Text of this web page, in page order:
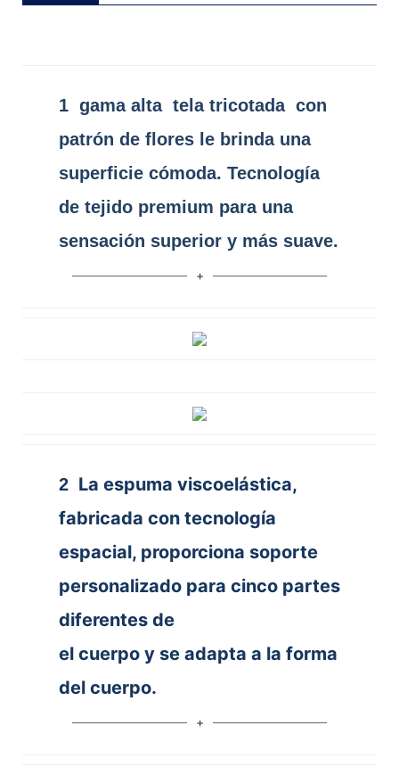
1 gama alta tela tricotada con
patrón de flores le brinda una
superficie cómoda. Tecnología
de tejido premium para una
sensación superior y más suave.
2 La espuma viscoelástica,
fabricada con tecnología
espacial, proporciona soporte
personalizado para cinco partes
diferentes de
el cuerpo y se adapta a la forma
del cuerpo.